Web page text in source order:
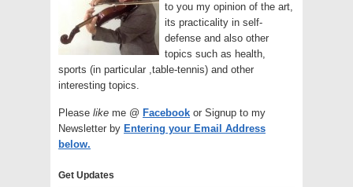
to you my opinion of the art,
its practicality in self-
defense and also other
topics such as health,
sports (in particular ,table-tennis) and other
interesting topics.
Please like me @ Facebook or Signup to my
Newsletter by Entering your Email Address
below.
Get Updates